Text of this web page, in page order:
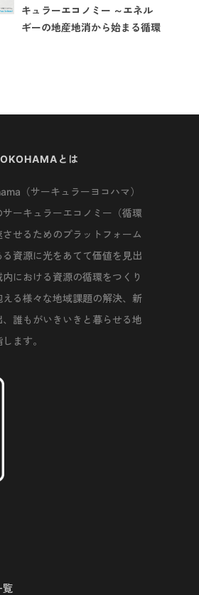
キュラーエコノミー ～エネル
ギーの地産地消から始まる循環
とは
（サーキュラーヨコハマ）
サーキュラーエコノミー（循環
せるためのプラットフォーム
る資源に光をあてて価値を見出
における資源の循環をつくり
る様々な地域課題の解決、新
誰もがいきいきと暮らせる地
ます。
覧